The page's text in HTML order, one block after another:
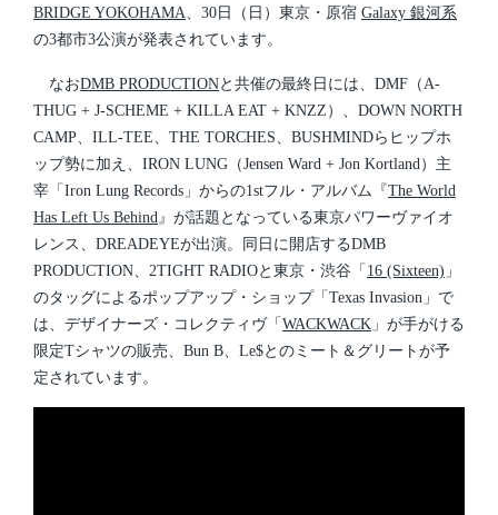
BRIDGE YOKOHAMA、30日（日）東京・原宿 Galaxy 銀河系
の3都市3公演が発表されています。
なおDMB PRODUCTIONと共催の最終日には、DMF（A-
THUG + J-SCHEME + KILLA EAT + KNZZ）、DOWN NORTH
CAMP、ILL-TEE、THE TORCHES、BUSHMINDらヒップホ
ップ勢に加え、IRON LUNG（Jensen Ward + Jon Kortland）主
宰「Iron Lung Records」からの1stフル・アルバム『The World
Has Left Us Behind』が話題となっている東京パワーヴァイオ
レンス、DREADEYEが出演。同日に開店するDMB
PRODUCTION、2TIGHT RADIOと東京・渋谷「 16 (Sixteen) 」
のタッグによるポップアップ・ショップ「Texas Invasion」で
は、デザイナーズ・コレクティヴ「 WACKWACK 」が手がける
限定Tシャツの販売、Bun B、Le$とのミート＆グリートが予
定されています。